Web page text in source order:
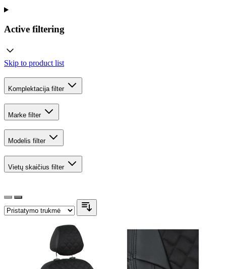
Active filtering
Skip to product list
Komplektacija filter
Marke filter
Modelis filter
Vietų skaičius filter